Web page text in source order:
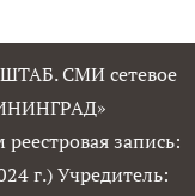
СМИ сетевое
запись:
г.) Учредитель: